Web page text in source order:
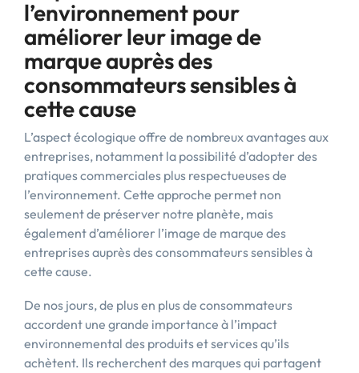
l’environnement pour
améliorer leur image de
marque auprès des
consommateurs sensibles à
cette cause
L’aspect écologique offre de nombreux avantages aux
entreprises, notamment la possibilité d’adopter des
pratiques commerciales plus respectueuses de
l’environnement. Cette approche permet non
seulement de préserver notre planète, mais
également d’améliorer l’image de marque des
entreprises auprès des consommateurs sensibles à
cette cause.
De nos jours, de plus en plus de consommateurs
accordent une grande importance à l’impact
environnemental des produits et services qu’ils
achètent. Ils recherchent des marques qui partagent